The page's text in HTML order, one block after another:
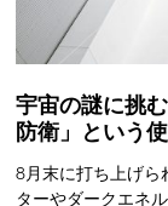
宇宙の謎に挑
防衛」という
8月末に打ち上げら
ターやダークエネ